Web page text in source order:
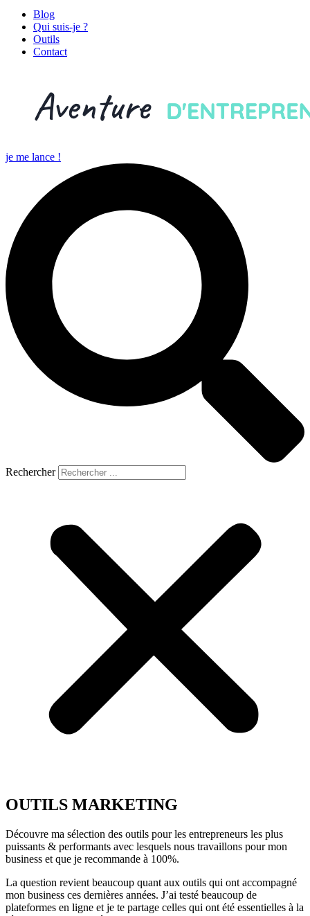
Blog
Qui suis-je ?
Outils
Contact
je me lance !
Rechercher
OUTILS MARKETING
Découvre ma sélection des outils pour les entrepreneurs les plus
puissants & performants avec lesquels nous travaillons pour mon
business et que je recommande à 100%.
La question revient beaucoup quant aux outils qui ont accompagné
mon business ces dernières années. J’ai testé beaucoup de
plateformes en ligne et je te partage celles qui ont été essentielles à la